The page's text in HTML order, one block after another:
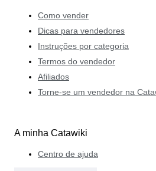
Como vender
Dicas para vendedores
Instruções por categoria
Termos do vendedor
Afiliados
Torne-se um vendedor na
A minha Catawiki
Centro de ajuda